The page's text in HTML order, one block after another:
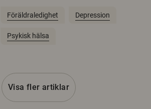
Föräldraledighet Depression
Psykisk hälsa
Visa fler artiklar